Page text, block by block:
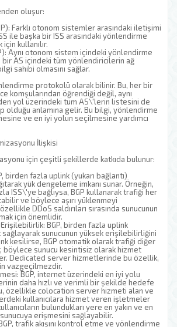
oluşur:
Farklı otonom sistemler arasındaki iletişimi
ile başka bir ISS arasındaki yönlendirme
kullanılır.
Aynı otonom sistem içindeki yönlendirme
bir AS içindeki tüm yönlendiricilerin ağ
sahibi olmasını sağlar.
protokolü olarak bilinir. Bu, her bir
komşularından öğrendiği değil, aynı
yol üzerindeki tüm AS\'lerin listesini de
olduğu anlamına gelir. Bu bilgi, yönlendirme
ve en iyi yolun seçilmesine yardımcı
İlişkisi
için çeşitli şekillerde katkıda bulunur:
birden fazla uplink (yukarı bağlantı)
yük dengeleme imkanı sunar. Örneğin,
ISS\'ye bağlıysa, BGP kullanarak trafiği her
ve böylece aşırı yüklenmeyi
DDoS saldırıları sırasında sunucunun
için önemlidir.
BGP, birden fazla uplink
sunucunun yüksek erişilebilirliğini
kesilirse, BGP otomatik olarak trafiği diğer
sunucu kesintisiz olarak hizmet
Dedicated server hizmetlerinde bu özellik,
vazgeçilmezdir.
BGP, internet üzerindeki en iyi yolu
daha hızlı ve verimli bir şekilde hedefe
özellikle colocation server hizmeti alan ve
kullanıcılara hizmet veren işletmeler
bulundukları yere en yakın ve en
erişmesini sağlayabilir.
trafik akışını kontrol etme ve yönlendirme